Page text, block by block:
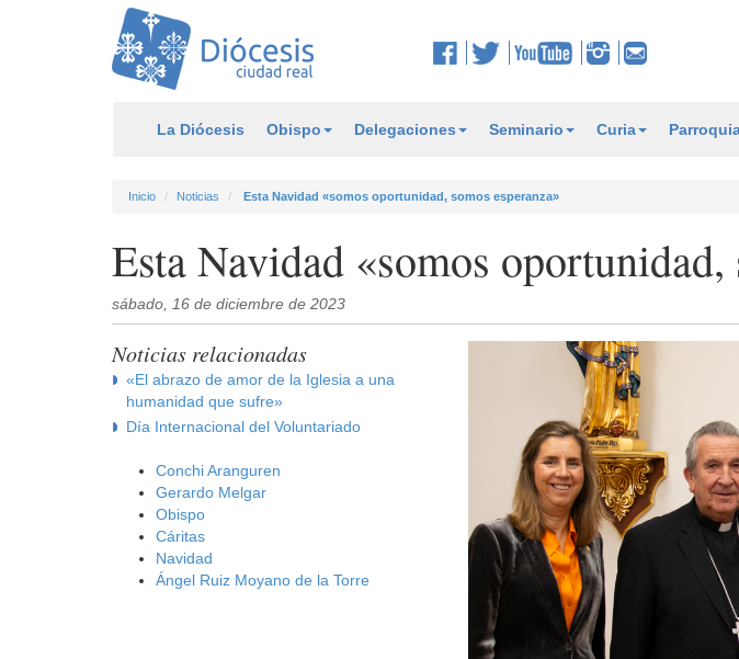
La Diócesis Obispo Delegaciones Seminario Curia
Inicio Noticias Esta Navidad «somos oportunidad, somos esperanza»
Esta Navidad «somos oportunidad,
sábado, 16 de diciembre de 2023
Noticias relacionadas
«El abrazo de amor de la Iglesia a una
humanidad que sufre»
Día Internacional del Voluntariado
Conchi Aranguren
Gerardo Melgar
Obispo
Cáritas
Navidad
Ángel Ruiz Moyano de la Torre